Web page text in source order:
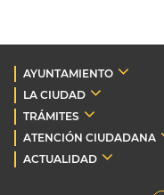
AYUNTAMIENTO
LA CIUDAD
TRÁMITES
ATENCIÓN CIUDADANA
ACTUALIDAD